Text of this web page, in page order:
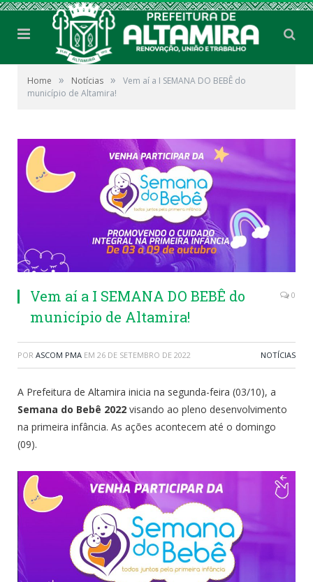
Home » Notícias »
Vem aí a I SEMANA DO BEBÊ do
município de Altamira!
Vem aí a I SEMANA DO BEBÊ do
município de Altamira!
0
POR ASCOM PMA EM 26 DE SETEMBRO DE 2022 NOTÍCIAS
A Prefeitura de Altamira inicia na segunda-feira (03/10), a
Semana do Bebê 2022 visando ao pleno desenvolvimento
na primeira infância. As ações acontecem até o domingo
(09).